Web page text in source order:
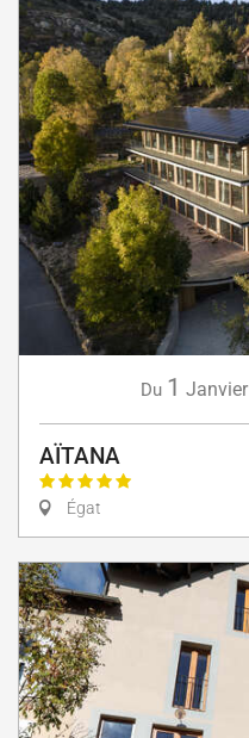
Du 1 Janvier
AÏTANA
Égat